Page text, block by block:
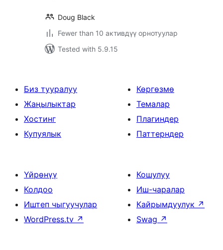
Doug Black
Fewer than 10 активдүү орнотуулар
Tested with 5.9.15
Биз тууралуу
Жаңылыктар
Хостинг
Купуялык
Көргөзмө
Темалар
Плагиндер
Паттерндер
Үйрөнүү
Колдоо
Иштеп чыгуучулар
WordPress.tv ↗
Кошулуу
Иш-чаралар
Кайрымдуулук ↗
Swag ↗